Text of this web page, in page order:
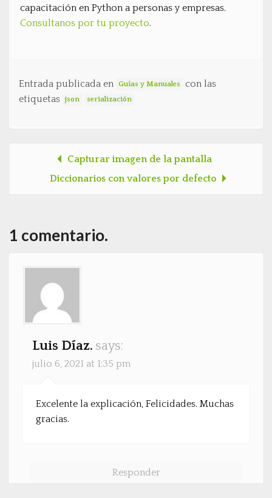
capacitación en Python a personas y empresas.
Consultanos por tu proyecto.
Entrada publicada en Guías y Manuales
con las
etiquetas
json serialización
Post navigation
Capturar imagen de la pantalla
Diccionarios con valores por defecto
1 comentario.
Luis Díaz. says:
julio 6, 2021 at 1:35 pm
Excelente la explicación, Felicidades. Muchas
gracias.
Responder